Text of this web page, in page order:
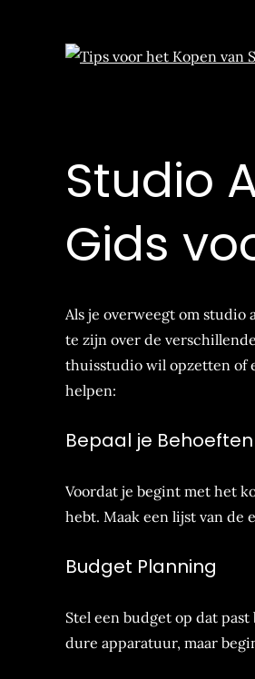
Studio
Gids
Als je overweegt om
te zijn over de
thuisstudio wil opzetten of
helpen:
Bepaal je Behoeften
Voordat je begint met het
hebt. Maak een lijst van de
Budget Planning
Stel een budget op dat
dure apparatuur, maar